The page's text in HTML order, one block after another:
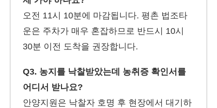
오전 11시 10분에 마감됩니다. 평촌 법조타
운은 주차가 매우 혼잡하므로 반드시 10시
30분 이전 도착을 권장합니다.
Q3. 농지를 낙찰받았는데 농취증 확인서를
어디서 받나요?
안양지원은 낙찰자 호명 후 현장에서 대기하